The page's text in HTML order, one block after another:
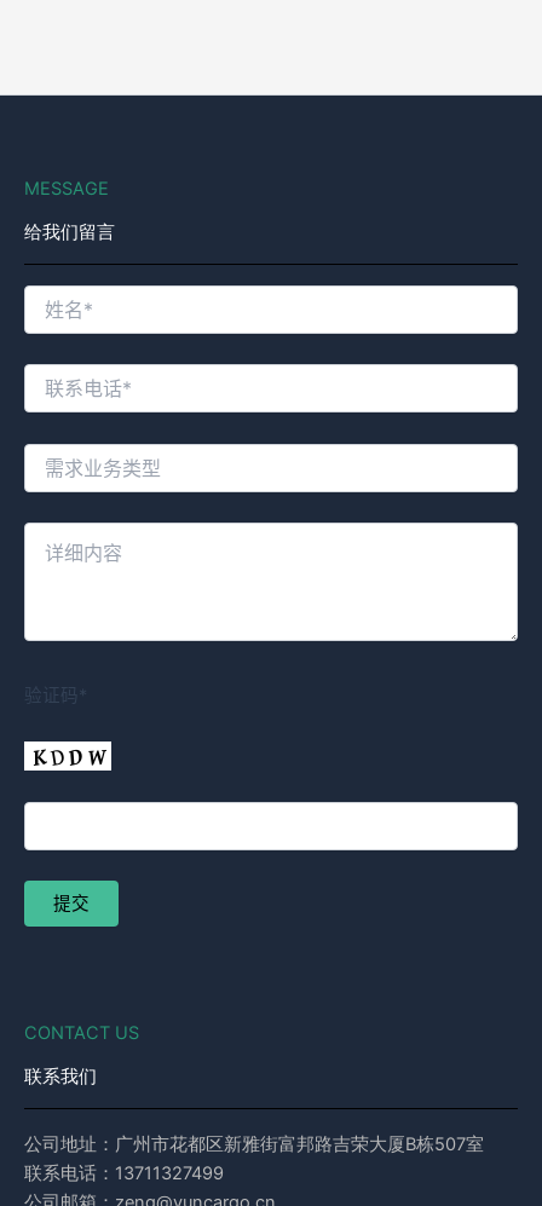
MESSAGE
给我们留言
验证码*
CONTACT US
联系我们
公司地址：广州市花都区新雅街富邦路吉荣大厦B栋507室
联系电话：13711327499